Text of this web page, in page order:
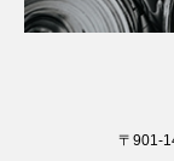
〒901-